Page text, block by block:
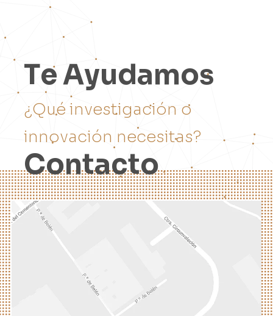
TeAyudamos
¿Qué investigación o
innovación necesitas?
Contacto